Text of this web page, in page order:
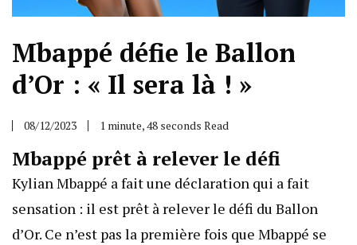
Mbappé défie le Ballon
d’Or : « Il sera là ! »
08/12/2023 1 minute, 48 seconds Read
Mbappé prêt à relever le défi
Kylian Mbappé a fait une déclaration qui a fait
sensation : il est prêt à relever le défi du Ballon
d’Or. Ce n’est pas la première fois que Mbappé se